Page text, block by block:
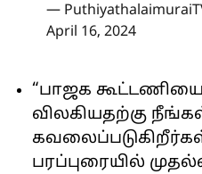
—
April 16, 2024
“பாஜக
விலகியதற்கு
பரப்புரையில்